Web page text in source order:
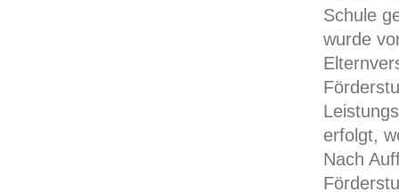
Schule
wurde
erfolgt,
Nach